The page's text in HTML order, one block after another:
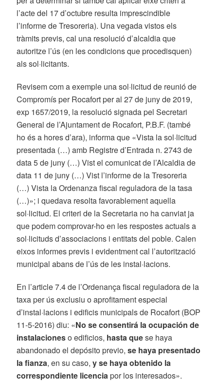
l’acte del 17 d’octubre resulta imprescindible
l’informe de Tresoreria). Una vegada vistos els
tràmits previs, cal una resolució d’alcaldia que
autoritze l’ús (en les condicions que procedisquen)
als sol·licitants.
Revisem com a exemple una sol·licitud de reunió de
Compromís per Rocafort per al 27 de juny de 2019,
exp 1657/2019, la resolució signada pel Secretari
General de l’Ajuntament de Rocafort, P.B.F. (també
ho és a hores d’ara), informa que «Vista la sol·licitud
presentada (…) amb Registre d’Entrada n. 2743 de
data 5 de juny (…) Vist el comunicat de l’Alcaldia de
data 11 de juny (…) Vist l’informe de la Tresoreria
(…) Vista la Ordenanza fiscal reguladora de la tasa
(…)»; i quedava resolta favorablement aquella
sol·licitud. El criteri de la Secretaria no ha canviat ja
que podem comprovar-ho en les respostes actuals a
sol·licituds d’associacions i entitats del poble. Calen
eixos informes previs i evidentment cal l’autorització
municipal abans de l’ús de les instal·lacions.
En l’article 7.4 de l’Ordenança fiscal reguladora de la
taxa per ús exclusiu o aprofitament especial
d’instal·lacions i edificis municipals de Rocafort (BOP
11-5-2016) diu: «No se consentirá la ocupación de
instalacioneso edificios, hasta quese haya
abandonado el depósito previo,se haya presentado
la fianza, en su caso,y se haya obtenido la
correspondiente licenciapor los interesados».